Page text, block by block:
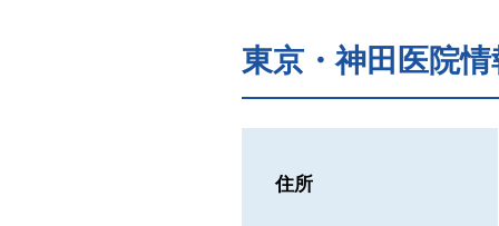
東京・神田医院情
住所